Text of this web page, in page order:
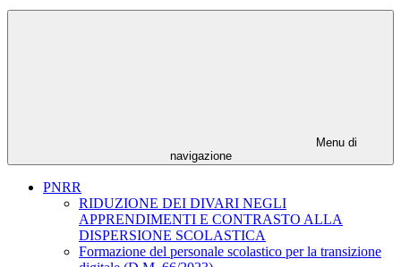
Menu di
navigazione
PNRR
RIDUZIONE DEI DIVARI NEGLI
APPRENDIMENTI E CONTRASTO ALLA
DISPERSIONE SCOLASTICA
Formazione del personale scolastico per la transizione